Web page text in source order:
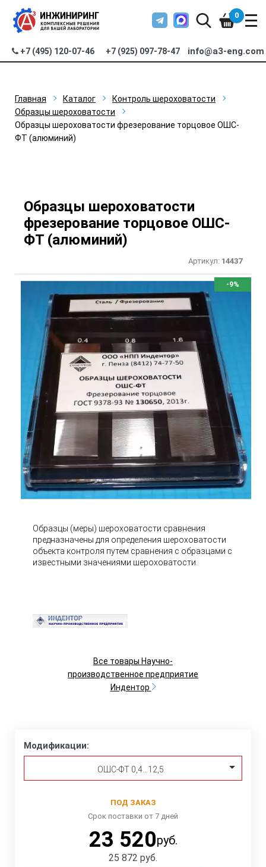
+7 (495) 120-07-46 +7 (925) 097-78-47 info@a3-eng.com
0
Главная Каталог
Контроль шероховатости
Образцы шероховатости
Образцы шероховатости фрезерование торцовое ОШС-
ФТ (алюминий)
Образцы шероховатости
фрезерование торцовое ОШС-
ФТ (алюминий)
Артикул: 14437
-9%
Образцы (меры) шероховатости сравнения
предназначены для определения шероховатости
объекта контроля путем сравнения с образцами с
известными значениями шероховатости.
Все товары Научно-
производственное предприятие
Индентор
Модификации:
ОШС-ФТ 0,4…12,5
ПОД ЗАКАЗ
Срок поставки от 7 дней
23 520руб.
25 872 руб.